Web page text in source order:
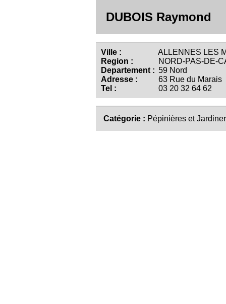
DUBOIS Raymond
Ville :
ALLENNES LES
Region :
NORD-PAS-DE-
Departement : 59 Nord
Adresse :
63 Rue du Marais
Tel :
03 20 32 64 62
Catégorie : Pépinières et